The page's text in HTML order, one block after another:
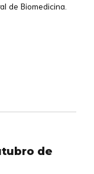
de Biomedicina.
de